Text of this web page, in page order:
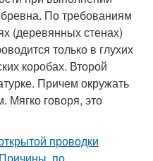
По требованиям
(деревянных стенах)
только в глухих
коробах. Второй
Причем окружать
Мягко говоря, это